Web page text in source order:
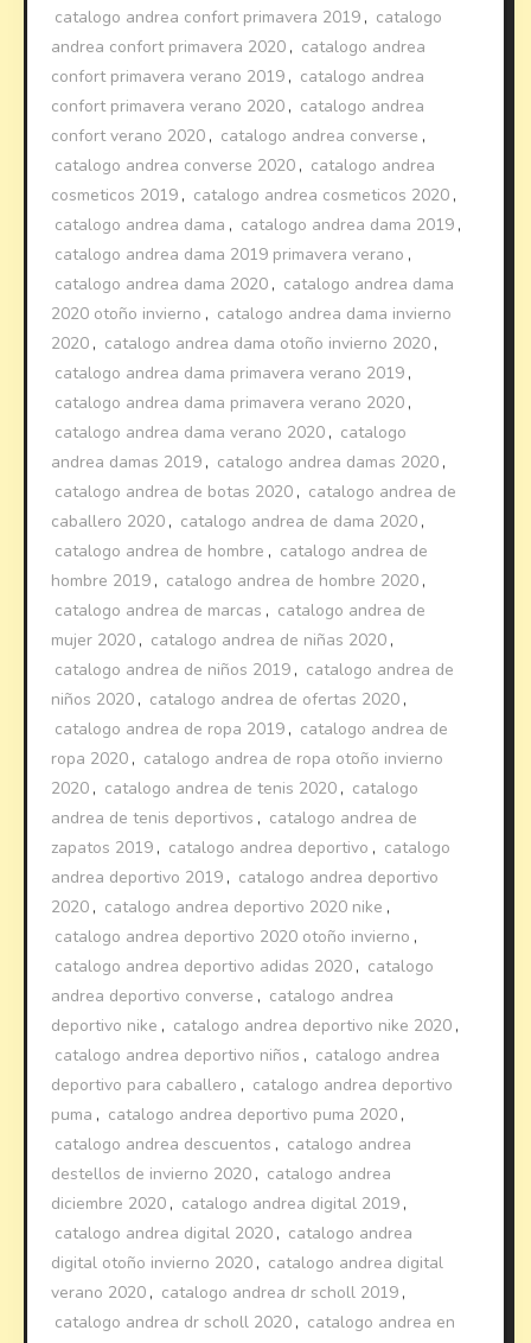
catalogo andrea confort primavera 2019 , catalogo
andrea confort primavera 2020 , catalogo andrea
confort primavera verano 2019 , catalogo andrea
confort primavera verano 2020 , catalogo andrea
confort verano 2020 , catalogo andrea converse ,
catalogo andrea converse 2020 , catalogo andrea
cosmeticos 2019 , catalogo andrea cosmeticos 2020 ,
catalogo andrea dama , catalogo andrea dama 2019 ,
catalogo andrea dama 2019 primavera verano ,
catalogo andrea dama 2020 , catalogo andrea dama
2020 otoño invierno , catalogo andrea dama invierno
2020 , catalogo andrea dama otoño invierno 2020 ,
catalogo andrea dama primavera verano 2019 ,
catalogo andrea dama primavera verano 2020 ,
catalogo andrea dama verano 2020 , catalogo
andrea damas 2019 , catalogo andrea damas 2020 ,
catalogo andrea de botas 2020 , catalogo andrea de
caballero 2020 , catalogo andrea de dama 2020 ,
catalogo andrea de hombre , catalogo andrea de
hombre 2019 , catalogo andrea de hombre 2020 ,
catalogo andrea de marcas , catalogo andrea de
mujer 2020 , catalogo andrea de niñas 2020 ,
catalogo andrea de niños 2019 , catalogo andrea de
niños 2020 , catalogo andrea de ofertas 2020 ,
catalogo andrea de ropa 2019 , catalogo andrea de
ropa 2020 , catalogo andrea de ropa otoño invierno
2020 , catalogo andrea de tenis 2020 , catalogo
andrea de tenis deportivos , catalogo andrea de
zapatos 2019 , catalogo andrea deportivo , catalogo
andrea deportivo 2019 , catalogo andrea deportivo
2020 , catalogo andrea deportivo 2020 nike ,
catalogo andrea deportivo 2020 otoño invierno ,
catalogo andrea deportivo adidas 2020 , catalogo
andrea deportivo converse , catalogo andrea
deportivo nike , catalogo andrea deportivo nike 2020 ,
catalogo andrea deportivo niños , catalogo andrea
deportivo para caballero , catalogo andrea deportivo
puma , catalogo andrea deportivo puma 2020 ,
catalogo andrea descuentos , catalogo andrea
destellos de invierno 2020 , catalogo andrea
diciembre 2020 , catalogo andrea digital 2019 ,
catalogo andrea digital 2020 , catalogo andrea
digital otoño invierno 2020 , catalogo andrea digital
verano 2020 , catalogo andrea dr scholl 2019 ,
catalogo andrea dr scholl 2020 , catalogo andrea en